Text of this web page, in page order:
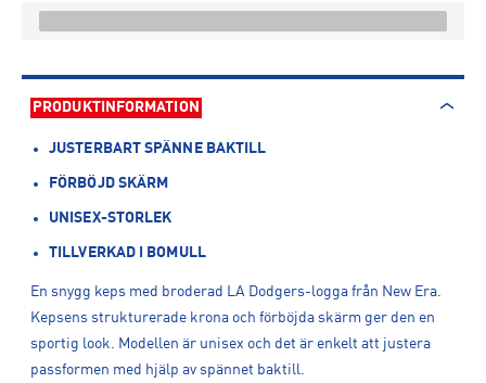
PRODUKTINFORMATION
JUSTERBART SPÄNNE BAKTILL
FÖRBÖJD SKÄRM
UNISEX-STORLEK
TILLVERKAD I BOMULL
En snygg keps med broderad LA Dodgers-logga från New Era.
Kepsens strukturerade krona och förböjda skärm ger den en
sportig look. Modellen är unisex och det är enkelt att justera
passformen med hjälp av spännet baktill.